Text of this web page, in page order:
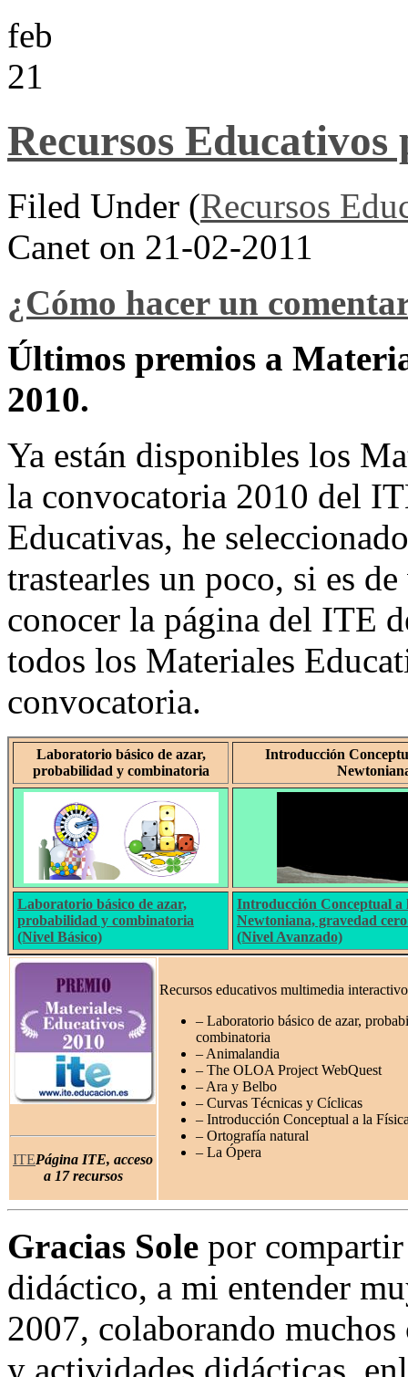
feb
21
Recursos Educativos
Filed Under (Recursos
Canet on 21-02-2011
¿Cómo hacer un
Últimos premios a
2010.
Ya están disponibles los
la convocatoria 2010 del
Educativas, he
trastearles un poco, si es
conocer la página del ITE
todos los Materiales
convocatoria.
Laboratorio básico de azar,
probabilidad y combinatoria
Introducción
Laboratorio básico de azar,
probabilidad y combinatoria
(Nivel Básico)
Introducción Conceptual a
Newtoniana, gravedad
(Nivel Avanzado)
ITEPágina ITE, acceso
a 17 recursos
Recursos educativos multimedia
– Laboratorio básico de azar,
combinatoria
– Animalandia
– The OLOA Project WebQuest
– Ara y Belbo
– Curvas Técnicas y Cíclicas
– Introducción Conceptual a la
– Ortografía natural
– La Ópera
Gracias Sole por
didáctico, a mi entender
2007, colaborando
y actividades didácticas,